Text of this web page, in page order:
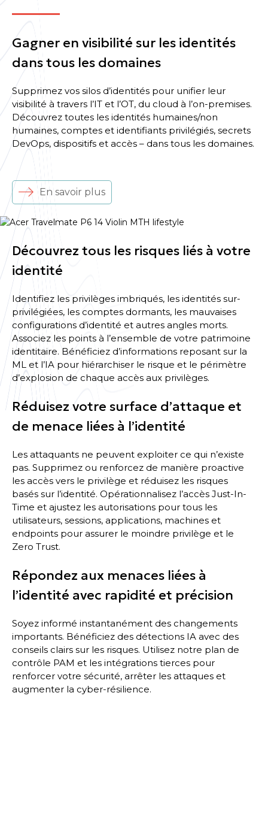
Gagner en visibilité sur les identités
dans tous les domaines
Supprimez vos silos d’identités pour unifier leur
visibilité à travers l’IT et l’OT, du cloud à l’on-premises.
Découvrez toutes les identités humaines/non
humaines, comptes et identifiants privilégiés, secrets
DevOps, dispositifs et accès – dans tous les domaines.
En savoir plus
Découvrez tous les risques liés à votre
identité
Identifiez les privilèges imbriqués, les identités sur-
privilégiées, les comptes dormants, les mauvaises
configurations d’identité et autres angles morts.
Associez les points à l’ensemble de votre patrimoine
identitaire. Bénéficiez d’informations reposant sur la
ML et l’IA pour hiérarchiser le risque et le périmètre
d’explosion de chaque accès aux privilèges.
Réduisez votre surface d’attaque et
de menace liées à l’identité
Les attaquants ne peuvent exploiter ce qui n’existe
pas. Supprimez ou renforcez de manière proactive
les accès vers le privilège et réduisez les risques
basés sur l’identité. Opérationnalisez l’accès Just-In-
Time et ajustez les autorisations pour tous les
utilisateurs, sessions, applications, machines et
endpoints pour assurer le moindre privilège et le
Zero Trust.
Répondez aux menaces liées à
l’identité avec rapidité et précision
Soyez informé instantanément des changements
importants. Bénéficiez des détections IA avec des
conseils clairs sur les risques. Utilisez notre plan de
contrôle PAM et les intégrations tierces pour
renforcer votre sécurité, arrêter les attaques et
augmenter la cyber-résilience.